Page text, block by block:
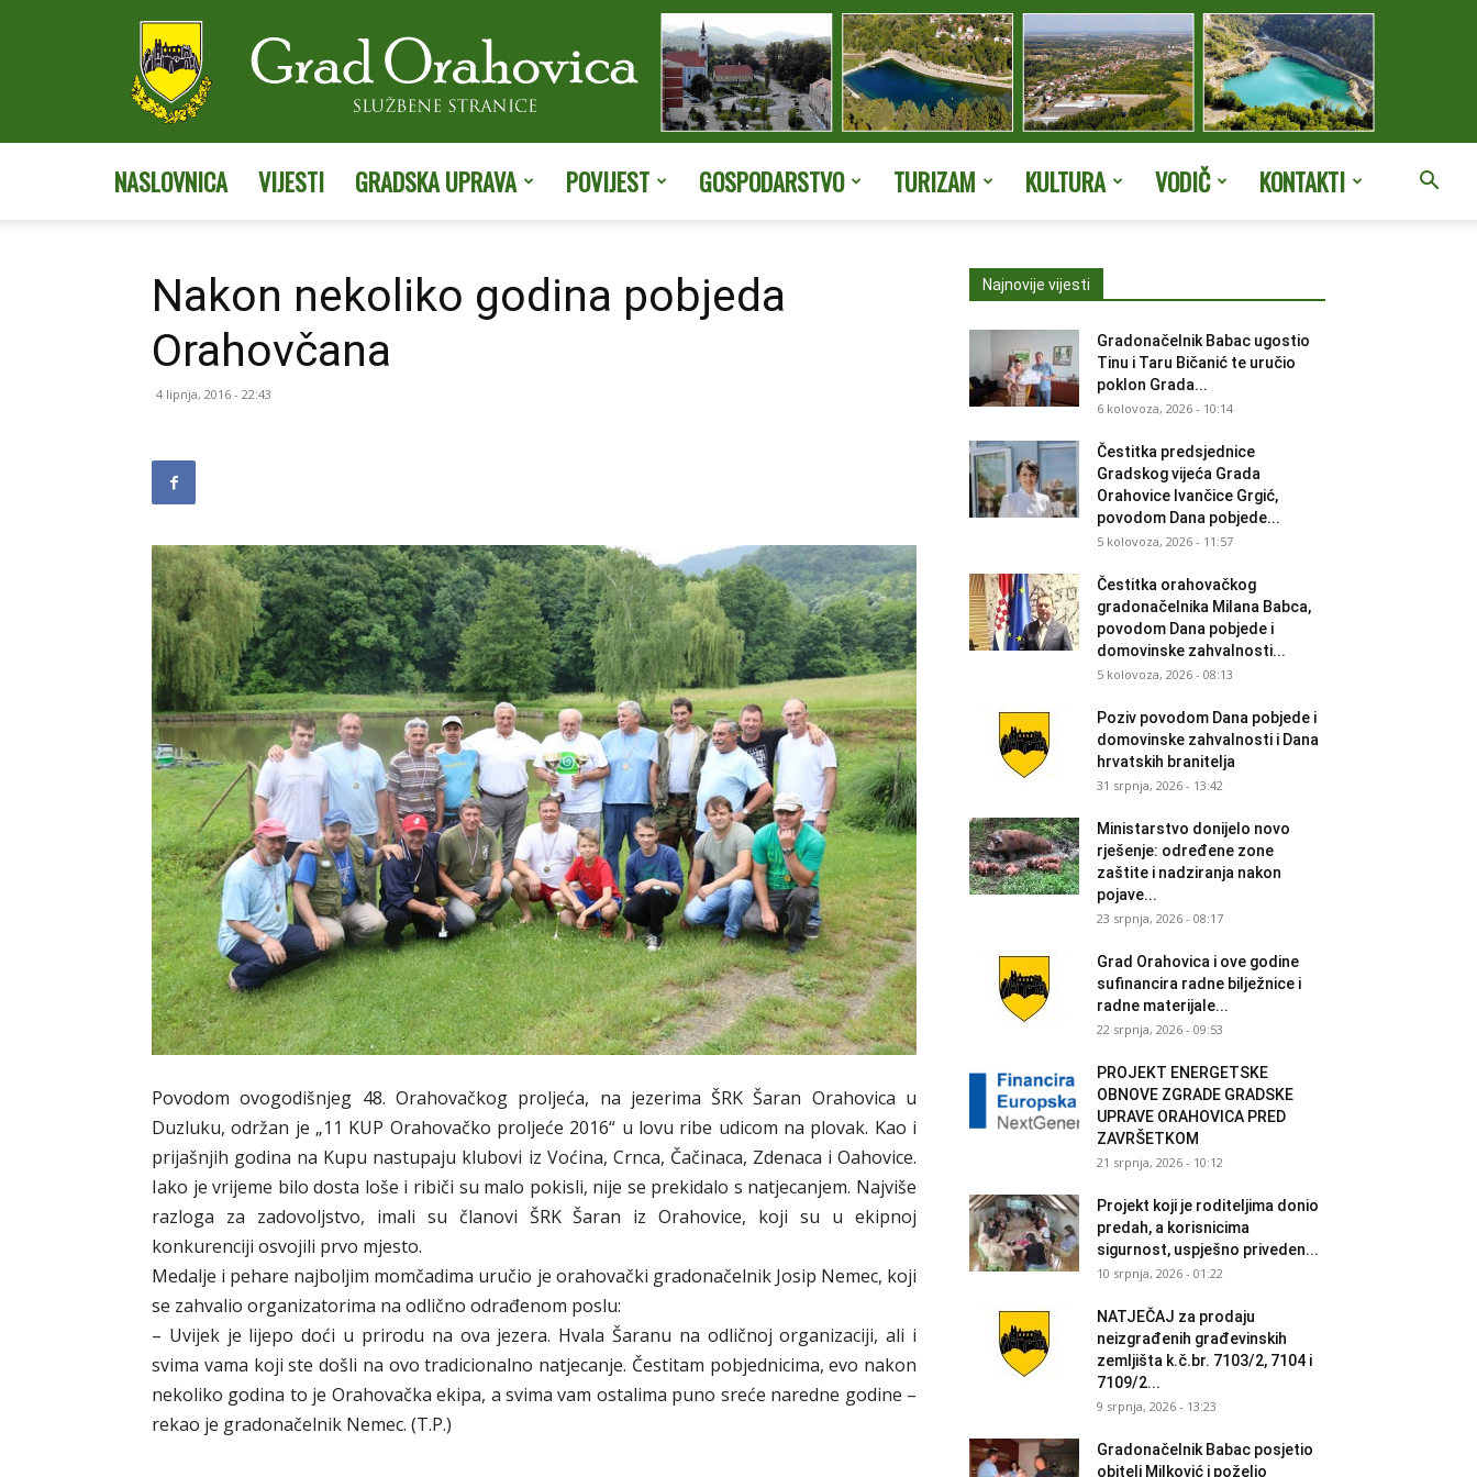
Orahovice
NASLOVNICA VIJESTI GRADSKA UPRAVA POVIJEST GOSPODARSTVO TURIZAM KULTURA VODIČ KONTAKTI
Nakon nekoliko godina pobjeda
Orahovčana
4 lipnja, 2016 - 22:43
Povodom ovogodišnjeg 48. Orahovačkog proljeća, na jezerima ŠRK Šaran Orahovica u
Duzluku, održan je „11 KUP Orahovačko proljeće 2016“ u lovu ribe udicom na plovak. Kao i
prijašnjih godina na Kupu nastupaju klubovi iz Voćina, Crnca, Čačinaca, Zdenaca i Oahovice.
Iako je vrijeme bilo dosta loše i ribiči su malo pokisli, nije se prekidalo s natjecanjem. Najviše
razloga za zadovoljstvo, imali su članovi ŠRK Šaran iz Orahovice, koji su u ekipnoj
konkurenciji osvojili prvo mjesto.
Medalje i pehare najboljim momčadima uručio je orahovački gradonačelnik Josip Nemec, koji
se zahvalio organizatorima na odlično odrađenom poslu:
– Uvijek je lijepo doći u prirodu na ova jezera. Hvala Šaranu na odličnoj organizaciji, ali i
svima vama koji ste došli na ovo tradicionalno natjecanje. Čestitam pobjednicima, evo nakon
nekoliko godina to je Orahovačka ekipa, a svima vam ostalima puno sreće naredne godine –
rekao je gradonačelnik Nemec. (T.P.)
Najnovije vijesti
Gradonačelnik Babac ugostio
Tinu i Taru Bičanić te uručio
poklon Grada...
6 kolovoza, 2026 - 10:14
Čestitka predsjednice
Gradskog vijeća Grada
Orahovice Ivančice Grgić,
povodom Dana pobjede...
5 kolovoza, 2026 - 11:57
Čestitka orahovačkog
gradonačelnika Milana Babca,
povodom Dana pobjede i
domovinske zahvalnosti...
5 kolovoza, 2026 - 08:13
Poziv povodom Dana pobjede i
domovinske zahvalnosti i Dana
hrvatskih branitelja
31 srpnja, 2026 - 13:42
Ministarstvo donijelo novo
rješenje: određene zone
zaštite i nadziranja nakon
pojave...
23 srpnja, 2026 - 08:17
Grad Orahovica i ove godine
sufinancira radne bilježnice i
radne materijale...
22 srpnja, 2026 - 09:53
PROJEKT ENERGETSKE
OBNOVE ZGRADE GRADSKE
UPRAVE ORAHOVICA PRED
ZAVRŠETKOM
21 srpnja, 2026 - 10:12
Projekt koji je roditeljima donio
predah, a korisnicima
sigurnost, uspješno priveden...
10 srpnja, 2026 - 01:22
NATJEČAJ za prodaju
neizgrađenih građevinskih
zemljišta k.č.br. 7103/2, 7104 i
7109/2...
9 srpnja, 2026 - 13:23
Gradonačelnik Babac posjetio
obitelj Milković i poželio